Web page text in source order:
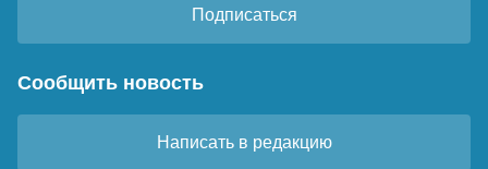
Подписаться
Сообщить новость
Написать в редакцию